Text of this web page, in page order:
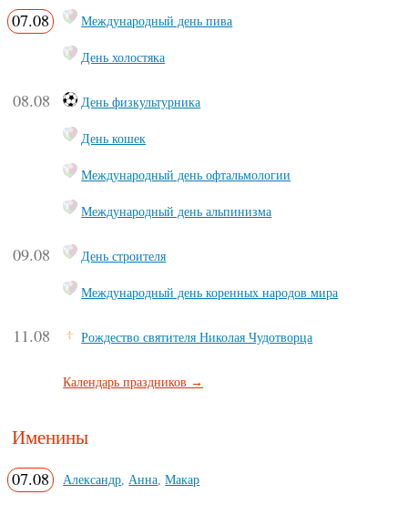
07.08 Международный день пива
День холостяка
08.08 День физкультурника
День кошек
Международный день офтальмологии
Международный день альпинизма
09.08 День строителя
Международный день коренных народов мира
11.08 Рождество святителя Николая Чудотворца
Календарь праздников →
Именины
07.08 Александр,Анна,Макар